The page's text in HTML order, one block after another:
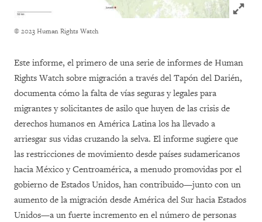
Click to
© 2023 Human Rights Watch
Este informe, el primero de una serie de informes de Human
Rights Watch sobre migración a través del Tapón del Darién,
documenta cómo la falta de vías seguras y legales para
migrantes y solicitantes de asilo que huyen de las crisis de
derechos humanos en América Latina los ha llevado a
arriesgar sus vidas cruzando la selva. El informe sugiere que
las restricciones de movimiento desde países sudamericanos
hacia México y Centroamérica, a menudo promovidas por el
gobierno de Estados Unidos, han contribuido—junto con un
aumento de la migración desde América del Sur hacia Estados
Unidos—a un fuerte incremento en el número de personas